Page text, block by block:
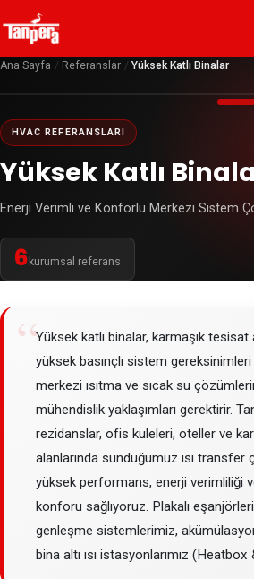
Ana Sayfa / Referanslar / Yüksek Katlı Binalar
HVAC REFERANSLARI
Yüksek Katlı
Enerji Verimli ve Konforlu Merkezi Sistem
6 kurumsal referans
“Yüksek katlı binalar, karmaşık tesisat
yüksek basınçlı sistem
merkezi ısıtma ve sıcak su
mühendislik yaklaşımları gerektirir.
rezidanslar, ofis kuleleri, oteller ve
alanlarında sunduğumuz ısı transfer
yüksek performans, enerji verimliliği
konforu sağlıyoruz. Plakalı
genleşme sistemlerimiz,
bina altı ısı istasyonlarımız (Heatbox